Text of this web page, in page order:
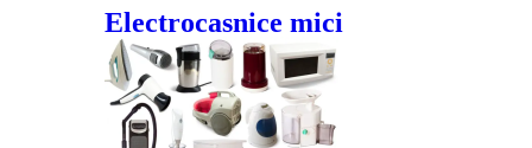
Electrocasnice mici